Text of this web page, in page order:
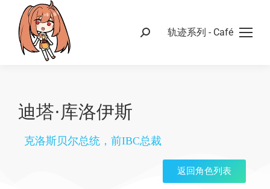
轨迹系列 - Café
迪塔·库洛伊斯
克洛斯贝尔总统，前IBC总裁
返回角色列表